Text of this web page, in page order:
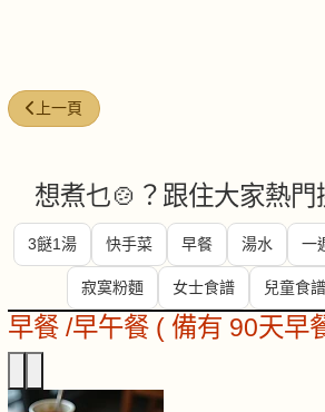
上一篇文章: 露筍炒鮮菇
上一頁
想煮乜🍲？跟住大家熱門
3餸1湯 快手菜 早餐 湯水 一
寂寞粉麵 女士食譜 兒童食譜
早餐 /早午餐 ( 備有 90天早